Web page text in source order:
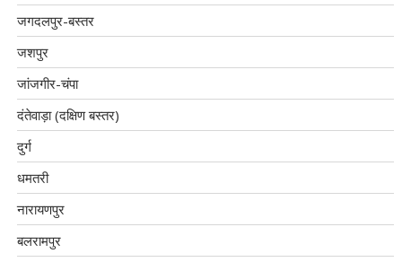
जगदलपुर-बस्तर
जशपुर
जांजगीर-चंपा
दंतेवाड़ा (दक्षिण बस्तर)
दुर्ग
धमतरी
नारायणपुर
बलरामपुर